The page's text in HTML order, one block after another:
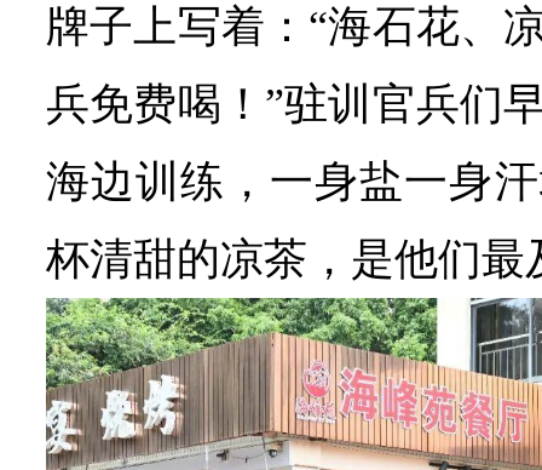
牌子上写着：“海石花
兵免费喝！”驻训官兵们
海边训练，一身盐一身
杯清甜的凉茶，是他们最